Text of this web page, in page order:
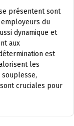
présentent sont
du
dynamique et
aux
est
les
cruciales pour